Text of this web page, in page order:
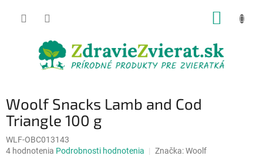
Woolf Snacks Lamb and Cod
Triangle 100 g
WLF-OBC013143
Priemerné
4 hodnotenia Podrobnosti hodnotenia Značka:Woolf